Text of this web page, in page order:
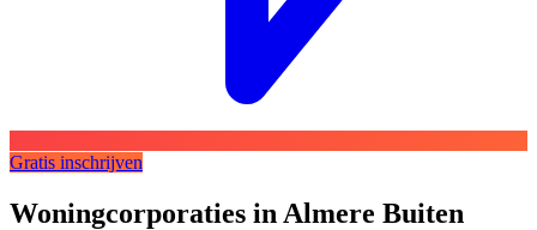
Gratis inschrijven
Woningcorporaties in Almere Buiten